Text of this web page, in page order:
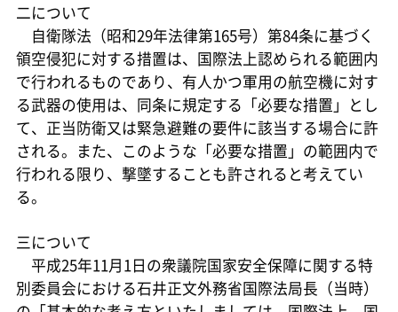
二について
自衛隊法（昭和29年法律第165号）第84条に基づく
領空侵犯に対する措置は、国際法上認められる範囲内
で行われるものであり、有人かつ軍用の航空機に対す
る武器の使用は、同条に規定する「必要な措置」とし
て、正当防衛又は緊急避難の要件に該当する場合に許
される。また、このような「必要な措置」の範囲内で
行われる限り、撃墜することも許されると考えてい
る。
三について
平成25年11月1日の衆議院国家安全保障に関する特
別委員会における石井正文外務省国際法局長（当時）